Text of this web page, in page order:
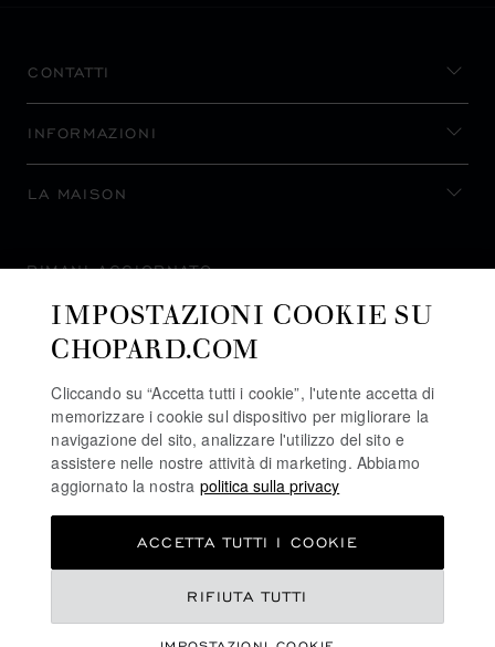
CONTATTI
INFORMAZIONI
LA MAISON
RIMANI AGGIORNATO
ISCRIVITI ALLA NEWSLETTER
POLITICA SUI COOKIE
IMPOSTAZIONI COOKIE SU
CHOPARD.COM
Cliccando su “Accetta tutti i cookie”, l'utente accetta di
memorizzare i cookie sul dispositivo per migliorare la
navigazione del sito, analizzare l'utilizzo del sito e
assistere nelle nostre attività di marketing. Abbiamo
aggiornato la nostra politica sulla privacy
RIFIUTA TUTTI
ACCETTA TUTTI I COOKIE